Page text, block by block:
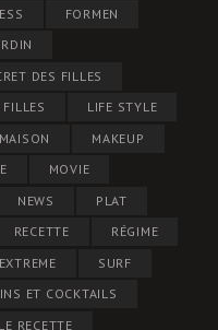
FORMEN
DES FILLES
LIFE STYLE
MAISON
MAKEUP
MOVIE
NEWS
PLAT
RECETTE
RÉGIME
SURF
ET COCKTAILS
RECETTE